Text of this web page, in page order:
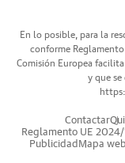
En lo posible, para la
conforme
Comisión Europea
y que
Contactar
Reglamento UE
Publicidad Mapa web